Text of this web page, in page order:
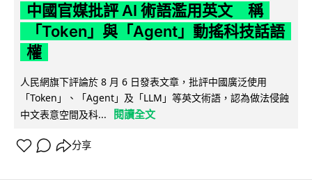
中國官媒批評 AI 術語濫用英文 稱
「Token」與「Agent」動搖科技話語
權
人民網旗下評論於 8 月 6 日發表文章，批評中國廣泛使用
「Token」、「Agent」及「LLM」等英文術語，認為做法侵蝕
中文表意空間及科...
閱讀全文
分享